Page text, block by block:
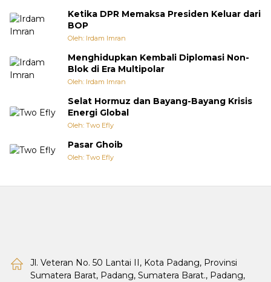
Ketika DPR Memaksa Presiden Keluar dari
BOP
Oleh: Irdam Imran
Menghidupkan Kembali Diplomasi Non-
Blok di Era Multipolar
Oleh: Irdam Imran
Selat Hormuz dan Bayang-Bayang Krisis
Energi Global
Oleh: Two Efly
Pasar Ghoib
Oleh: Two Efly
Jl. Veteran No. 50 Lantai II, Kota Padang, Provinsi
Sumatera Barat, Padang, Sumatera Barat., Padang,